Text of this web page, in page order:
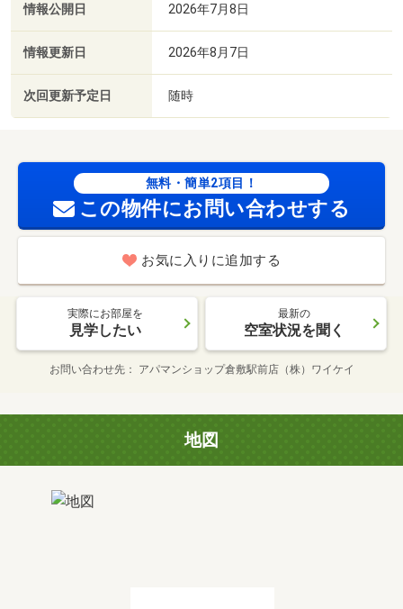
情報公開日 2026年7月8日
情報更新日 2026年8月7日
次回更新予定日 随時
無料・簡単2項目！
この物件にお問い合わせする
お気に入りに追加する
実際にお部屋を
見学したい
最新の
空室状況を聞く
お問い合わせ先 アパマンショップ倉敷駅前店（株）ワイケイ
地図